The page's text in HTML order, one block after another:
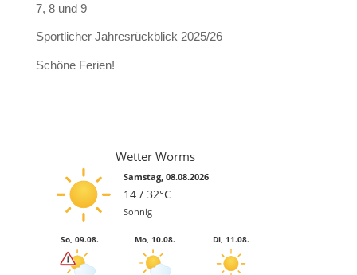
7, 8 und 9
Sportlicher Jahresrückblick 2025/26
Schöne Ferien!
Wetter Worms
Samstag, 08.08.2026
14 / 32°C
Sonnig
So, 09.08. Mo, 10.08. Di, 11.08.